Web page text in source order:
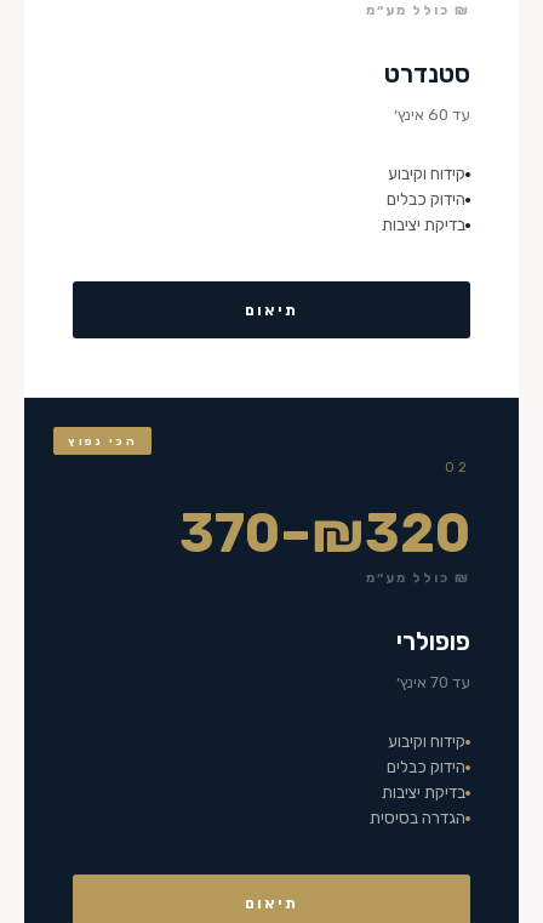
₪ כולל מע״מ
סטנדרט
עד 60 אינץ׳
קידוח וקיבוע
הידוק כבלים
בדיקת יציבות
תיאום
הכי נפוץ
02
₪320–370
₪ כולל מע״מ
פופולרי
עד 70 אינץ׳
קידוח וקיבוע
הידוק כבלים
בדיקת יציבות
הגדרה בסיסית
תיאום